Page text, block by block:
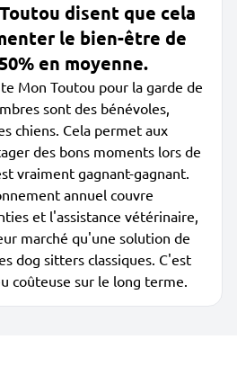
disent que cela
le bien-être de
en moyenne.
Mon Toutou pour la garde de
sont des bénévoles,
chiens. Cela permet aux
des bons moments lors de
vraiment gagnant-gagnant.
annuel couvre
et l'assistance vétérinaire,
marché qu'une solution de
dog sitters classiques. C'est
coûteuse sur le long terme.